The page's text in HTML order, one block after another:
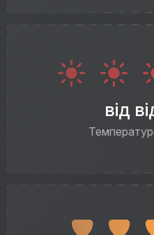
від